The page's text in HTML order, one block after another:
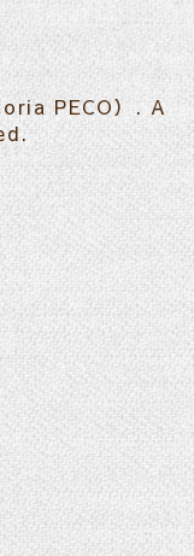
PECO） . A